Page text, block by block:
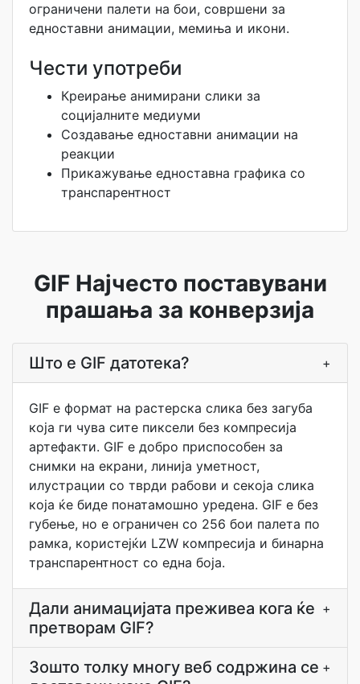
ограничени палети на бои, совршени за
едноставни анимации, мемиња и икони.
Чести употреби
Креирање анимирани слики за
социјалните медиуми
Создавање едноставни анимации на
реакции
Прикажување едноставна графика со
транспарентност
GIF Најчесто поставувани
прашања за конверзија
Што е GIF датотека? +
GIF е формат на растерска слика без загуба
која ги чува сите пиксели без компресија
артефакти. GIF е добро приспособен за
снимки на екрани, линија уметност,
илустрации со тврди рабови и секоја слика
која ќе биде понатамошно уредена. GIF е без
губење, но е ограничен со 256 бои палета по
рамка, користејќи LZW компресија и бинарна
транспарентност со една боја.
Дали анимацијата преживеа кога ќе
претворам GIF?
+
Зошто толку многу веб содржина се +